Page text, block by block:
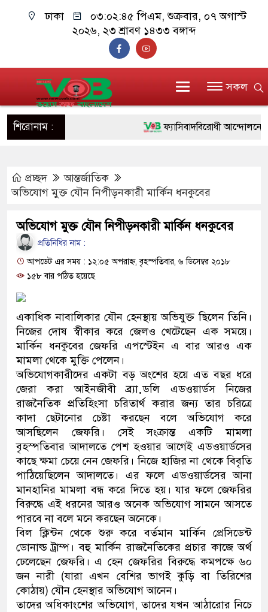
ঢাকা ০৩:০২:৪৬ পিএম, শুক্রবার, ০৭ অগাস্ট
২০২৬, ২৩ শ্রাবণ ১৪৩৩ বঙ্গাব্দ
সকল
শিরোনাম : ফ্যাসিবাদবিরোধী আন্দোলনে
সিল-স্বাক্ষর জালিয়াতি চক্রের পাঁচ
উদ্ধার
মাদক কারবারি গ্রেফতার
২৮ লাখ টাকার জাল নোটসহ
থানা পুলিশ
যেকোনো সময় বেনজীরের
নেতৃত্ব ও গণতন্ত্রের মূর্তমান
যে ভাবে ডেভিড ইমনের কাছে
‘আজহার খান’
অবৈধ বিদেশি পিস্তল, ম্যাগাজিন
জড়িত কিশোর গ্যাংয়ের চার শিশু আটক
ডাকাতির প্রস্তুতিকালে দুইজনকে
থানা পুলিশ
প্রচ্ছদ
আন্তর্জাতিক
অভিযোগ মুক্ত যৌন নিপীড়নকারী মার্কিন ধনকুবের
অভিযোগ মুক্ত যৌন নিপীড়নকারী মার্কিন ধনকুবের
প্রতিনিধির নাম :
আপডেট এর সময় : ১২:০৫ অপরাহ্ন, বৃহস্পতিবার, ৬ ডিসেম্বর ২০১৮
১৫৮ বার পঠিত হয়েছে
একাধিক নাবালিকার যৌন হেনস্থায় অভিযুক্ত ছিলেন তিনি।
নিজের দোষ স্বীকার করে জেলও খেটেছেন এক সময়ে।
মার্কিন ধনকুবের জেফরি এপস্টেইন এ বার আরও এক
মামলা থেকে মুক্তি পেলেন।
অভিযোগকারীদের একটা বড় অংশের হয়ে এত বছর ধরে
জেরা করা আইনজীবী ব্র্যা়ডলি এডওয়ার্ডস নিজের
রাজনৈতিক প্রতিহিংসা চরিতার্থ করার জন্য তার চরিত্রে
কাদা ছেটানোর চেষ্টা করছেন বলে অভিযোগ করে
আসছিলেন জেফরি। সেই সংক্রান্ত একটি মামলা
বৃহস্পতিবার আদালতে পেশ হওয়ার আগেই এডওয়ার্ডসের
কাছে ক্ষমা চেয়ে নেন জেফরি। নিজে হাজির না থেকে বিবৃতি
পাঠিয়েছিলেন আদালতে। এর ফলে এডওয়ার্ডসের আনা
মানহানির মামলা বন্ধ করে দিতে হয়। যার ফলে জেফরির
বিরুদ্ধে এই ধরনের আরও অনেক অভিযোগ সামনে আসতে
পারবে না বলে মনে করছেন অনেকে।
বিল ক্লিন্টন থেকে শুরু করে বর্তমান মার্কিন প্রেসিডেন্ট
ডোনাল্ড ট্রাম্প। বহু মার্কিন রাজনৈতিকের প্রচার কাজে অর্থ
ঢেলেছেন জেফরি। এ হেন জেফরির বিরুদ্ধে কমপক্ষে ৬০
জন নারী (যারা এখন বেশির ভাগই কুড়ি বা তিরিশের
কোঠায়) যৌন হেনস্থার অভিযোগ আনেন।
তাদের অধিকাংশের অভিযোগ, তাদের যখন আঠারোর নিচে